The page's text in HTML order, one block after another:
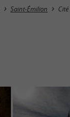
Saint-Émilion